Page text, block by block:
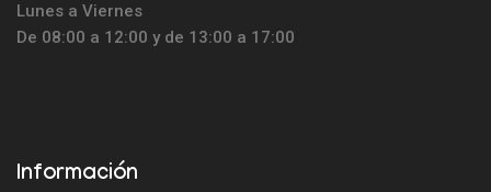
Lunes a Viernes
De 08:00 a 12:00 y de 13:00 a 17:00
Información